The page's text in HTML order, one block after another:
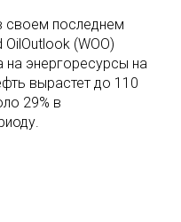
своем последнем
(WOO)
на энергоресурсы на
вырастет до 110
29% в